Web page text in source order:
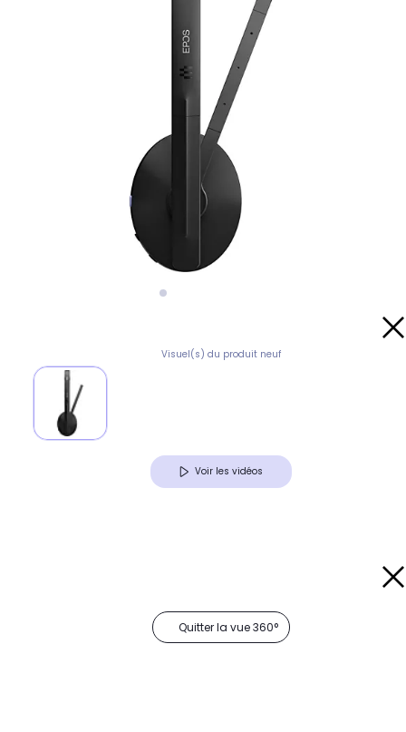
Visuel(s) du produit neuf
Voir les vidéos
Quitter la vue 360°